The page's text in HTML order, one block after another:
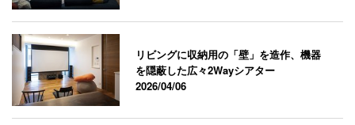
リビングに収納用の「壁」を造作、機器
を隠蔽した広々2Wayシアター
2026/04/06